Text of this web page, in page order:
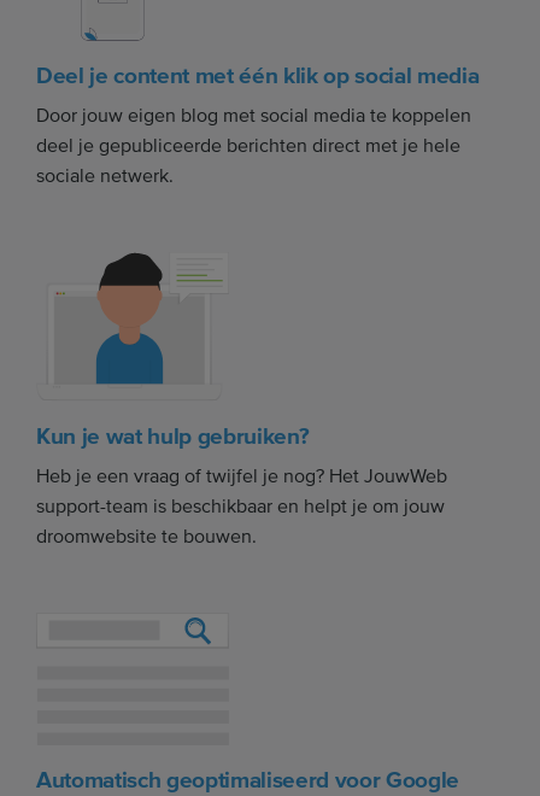
Deel je content met één klik op social media
Door jouw eigen blog met social media te koppelen
deel je gepubliceerde berichten direct met je hele
sociale netwerk.
Kun je wat hulp gebruiken?
Heb je een vraag of twijfel je nog? Het JouwWeb
support-team is beschikbaar en helpt je om jouw
droomwebsite te bouwen.
Automatisch geoptimaliseerd voor Google